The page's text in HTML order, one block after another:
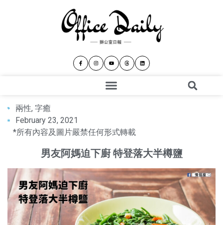
兩性, 字癒
February 23, 2021
*所有內容及圖片嚴禁任何形式轉載
男友阿媽迫下廚 特登落大半樽鹽